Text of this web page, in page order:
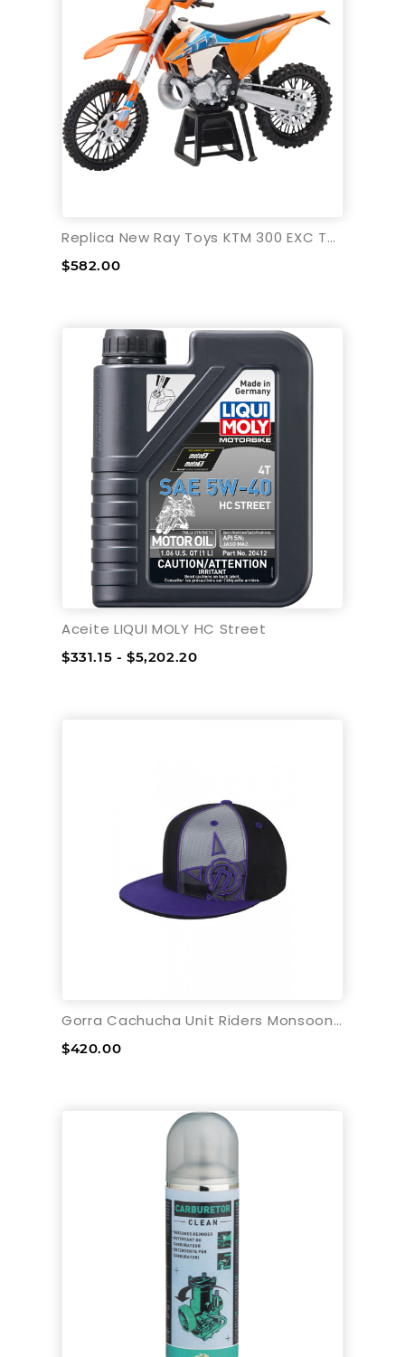
Replica New Ray Toys KTM 300 EXC TPI Enduro Dirt Escala
$582.00
Aceite LIQUI MOLY HC Street
$331.15 - $5,202.20
Gorra Cachucha Unit Riders Monsoon - Grande
$420.00